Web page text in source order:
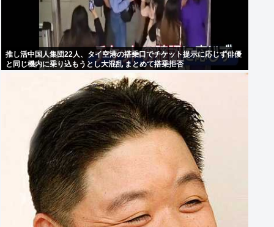
推し活中国人集団22人、タイ空港の搭乗口でチケット提示に応じず俳優
と同じ機内に乗り込もうとし大混乱 まとめて搭乗拒否